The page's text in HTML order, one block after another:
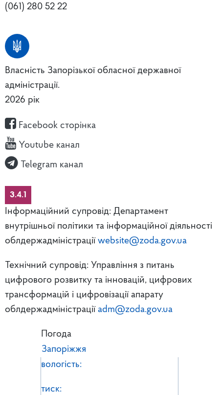
(061) 280 52 22
Власність Запорізької обласної державної
адміністрації.
2026 рік
Facebook сторінка
Youtube канал
Telegram канал
3.4.1
Інформаційний супровід: Департамент
внутрішньої політики та інформаційної діяльності
облдержадміністрації website@zoda.gov.ua
Технічний супровід: Управління з питань
цифрового розвитку та інновацій, цифрових
трансформацій і цифровізації апарату
облдержадміністрації adm@zoda.gov.ua
Погода
Запоріжжя
вологість:
тиск: